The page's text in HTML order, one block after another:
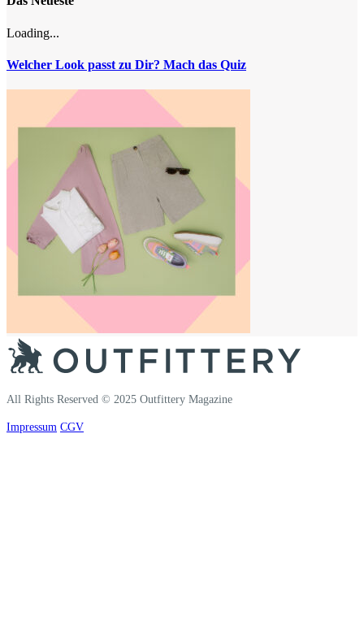
Loading...
Welcher Look passt zu Dir? Mach das Quiz
All Rights Reserved © 2025 Outfittery Magazine
Impressum CGV